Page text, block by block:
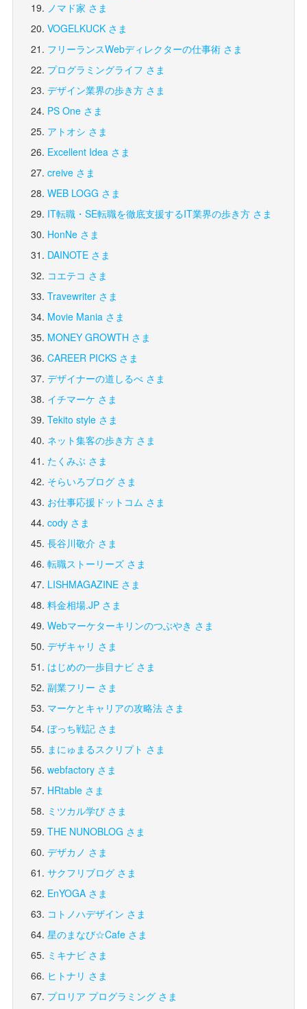
ノマド家 さま
VOGELKUCK さま
フリーランスWebディレクターの仕事術 さま
プログラミングライフ さま
デザイン業界の歩き方 さま
PS One さま
アトオシ さま
Excellent Idea さま
creive さま
WEB LOGG さま
IT転職・SE転職を徹底支援するIT業界の歩き方 さま
HonNe さま
DAINOTE さま
コエテコ さま
Travewriter さま
Movie Mania さま
MONEY GROWTH さま
CAREER PICKS さま
デザイナーの道しるべ さま
イチマーケ さま
Tekito style さま
ネット集客の歩き方 さま
たくみぶ さま
そらいろブログ さま
お仕事応援ドットコム さま
cody さま
長谷川敬介 さま
転職ストーリーズ さま
LISHMAGAZINE さま
料金相場.JP さま
Webマーケターキリンのつぶやき さま
デザキャリ さま
はじめの一歩目ナビ さま
副業フリー さま
マーケとキャリアの攻略法 さま
ぼっち戦記 さま
まにゅまるスクリプト さま
webfactory さま
HRtable さま
ミツカル学び さま
THE NUNOBLOG さま
デザカノ さま
サクフリブログ さま
EnYOGA さま
コトノハデザイン さま
星のまなび☆Cafe さま
ミキナビ さま
ヒトナリ さま
プロリア プログラミング さま